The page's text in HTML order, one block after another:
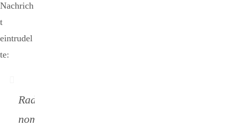
Nachrich
t
eintrudel
te:
Radio 112 ist
nominiert für den